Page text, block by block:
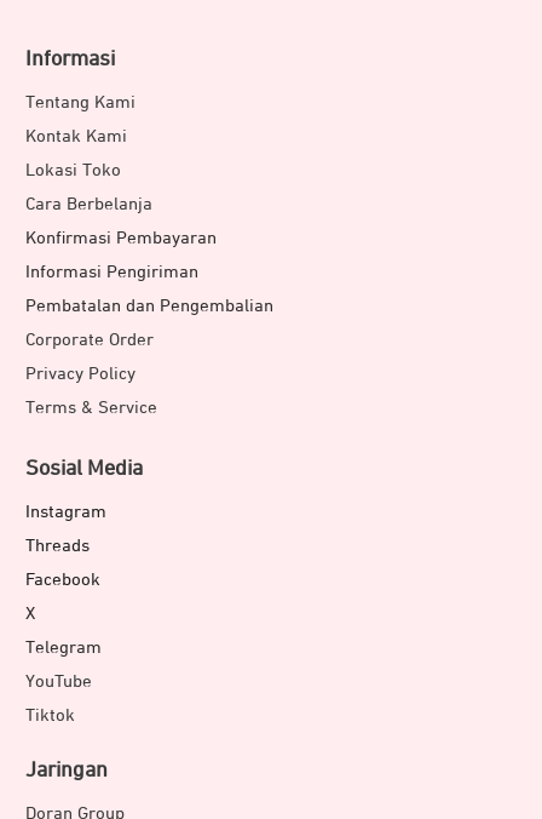
Informasi
Tentang Kami
Kontak Kami
Lokasi Toko
Cara Berbelanja
Konfirmasi Pembayaran
Informasi Pengiriman
Pembatalan dan Pengembalian
Corporate Order
Privacy Policy
Terms & Service
Sosial Media
Instagram
Threads
Facebook
X
Telegram
YouTube
Tiktok
Jaringan
Doran Group